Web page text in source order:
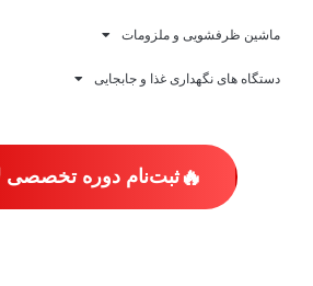
ماشین ظرفشویی و ملزومات
دستگاه های نگهداری غذا و جابجایی
🔥ثبت‌نام دوره تخصصی